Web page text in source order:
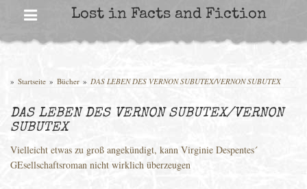
Lost in Facts and Fiction
» Startseite » Bücher » DAS LEBEN DES VERNON SUBUTEX/VERNON SUBUTEX
DAS LEBEN DES VERNON SUBUTEX/VERNON
SUBUTEX
Vielleicht etwas zu groß angekündigt, kann Virginie Despentes´
GEsellschaftsroman nicht wirklich überzeugen